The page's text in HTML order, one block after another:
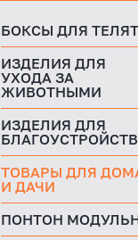
БОКСЫ ДЛЯ ТЕЛЯТ
ИЗДЕЛИЯ ДЛЯ
УХОДА ЗА
ЖИВОТНЫМИ
ИЗДЕЛИЯ ДЛЯ
ТОВАРЫ ДЛЯ
И ДАЧИ
ПОНТОН